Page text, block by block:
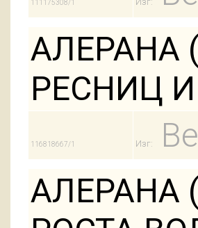
111175308/1
АЛЕРАНА
РЕСНИЦ
116818667/1 Изг:
АЛЕРАНА